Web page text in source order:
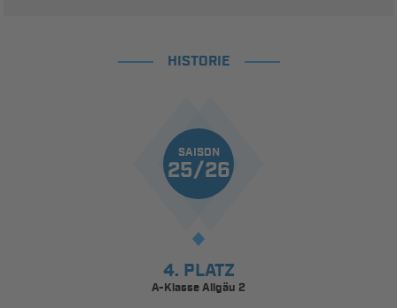
HISTORIE
SAISON
25/26
4. PLATZ
A-Klasse Allgäu 2